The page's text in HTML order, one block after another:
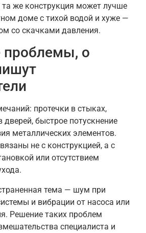
же конструкция может лучше
доме с тихой водой и хуже —
со скачками давления.
о
протечки в стыках,
дверей, быстрое потускнение
металлических элементов.
не с конструкцией, а с
или отсутствием
тема — шум при
и вибрации от насоса или
Решение таких проблем
специалиста и